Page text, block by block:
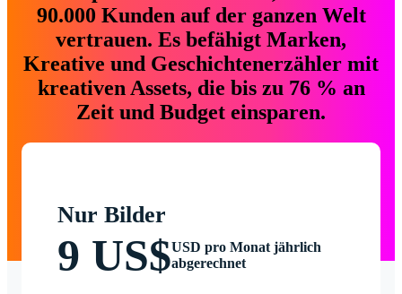
90.000 Kunden auf der ganzen Welt
vertrauen. Es befähigt Marken,
Kreative und Geschichtenerzähler mit
kreativen Assets, die bis zu 76 % an
Zeit und Budget einsparen.
Nur Bilder
9 US$USD pro Monat jährlich
abgerechnet